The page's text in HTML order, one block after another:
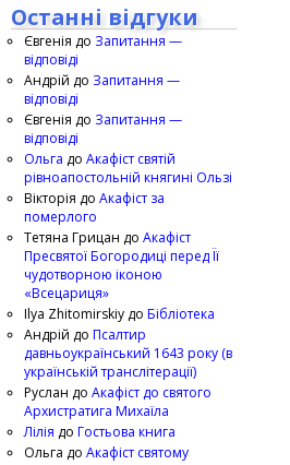
Останні відгуки
Євгенія до Запитання —
відповіді
Андрій до Запитання —
відповіді
Євгенія до Запитання —
відповіді
Ольга до Акафіст святій
рівноапостольній княгині Ользі
Вікторія до Акафіст за
померлого
Тетяна Грицан до Акафіст
Пресвятої Богородиці перед Її
чудотворною іконою
«Всецариця»
Ilya Zhitomirskiy до Бібліотека
Андрій до Псалтир
давньоукраїнський 1643 року (в
українській транслітерації)
Руслан до Акафіст до святого
Архистратига Михаїла
Лілія до Гостьова книга
Ольга до Акафіст святому